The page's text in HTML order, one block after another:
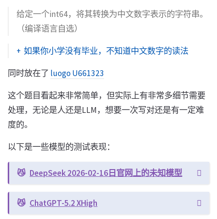
给定一个int64，将其转换为中文数字表示的字符串。
（编译语言自选）
如果你小学没有毕业，不知道中文数字的读法
同时放在了 luogo U661323
这个题目看起来非常简单，但实际上有非常多细节需要
处理，无论是人还是LLM，想要一次写对还是有一定难
度的。
以下是一些模型的测试表现：
DeepSeek 2026-02-16日官网上的未知模型
ChatGPT-5.2 XHigh